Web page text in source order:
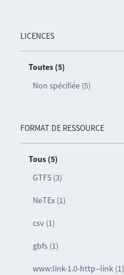
LICENCES
Toutes (5)
Non spécifiée (5)
FORMAT DE RESSOURCE
Tous (5)
GTFS (3)
NeTEx (1)
csv (1)
gbfs (1)
www:link-1.0-http--link (1)